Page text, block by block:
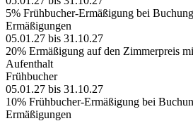
5% Frühbucher-Ermäßigung bei
Ermäßigungen
05.01.27 bis 31.10.27
20% Ermäßigung auf den Zimmerpreis
Aufenthalt
Frühbucher
05.01.27 bis 31.10.27
10% Frühbucher-Ermäßigung bei
Ermäßigungen